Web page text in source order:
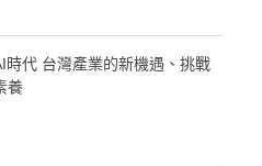
時代 台灣產業的新機遇、挑戰
養